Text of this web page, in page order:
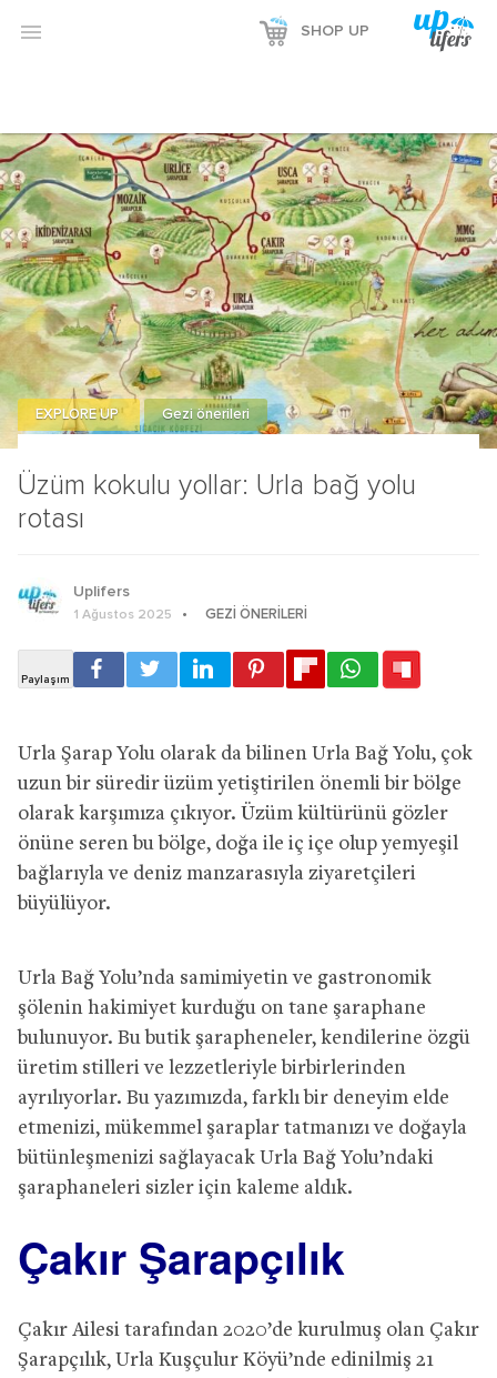
Reklamı Göster
Reklamı Gizle
 SHOP UP
Üzüm kokulu yollar: Urla bağ yolu
rotası
EXPLORE UP Gezi önerileri
Uplifers
1 Ağustos 2025 GEZI ÖNERILERI
Urla Şarap Yolu olarak da bilinen Urla Bağ Yolu, çok
uzun bir süredir üzüm yetiştirilen önemli bir bölge
olarak karşımıza çıkıyor. Üzüm kültürünü gözler
önüne seren bu bölge, doğa ile iç içe olup yemyeşil
bağlarıyla ve deniz manzarasıyla ziyaretçileri
büyülüyor.
Urla Bağ Yolu’nda samimiyetin ve gastronomik
şölenin hakimiyet kurduğu on tane şaraphane
bulunuyor. Bu butik şarapheneler, kendilerine özgü
üretim stilleri ve lezzetleriyle birbirlerinden
ayrılıyorlar. Bu yazımızda, farklı bir deneyim elde
etmenizi, mükemmel şaraplar tatmanızı ve doğayla
bütünleşmenizi sağlayacak Urla Bağ Yolu’ndaki
şaraphaneleri sizler için kaleme aldık.
Çakır Şarapçılık
Çakır Ailesi tarafından 2020’de kurulmuş olan Çakır
Şarapçılık, Urla Kuşçulur Köyü’nde edinilmiş 21